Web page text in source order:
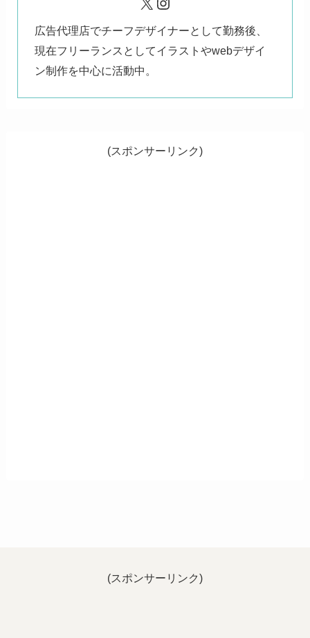
広告代理店でチーフデザイナーとして勤務後、
現在フリーランスとしてイラストやwebデザイ
ン制作を中心に活動中。
(スポンサーリンク)
(スポンサーリンク)